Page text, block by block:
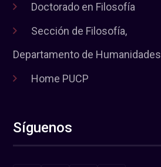
Doctorado en Filosofía
Sección de Filosofía,
Departamento de Humanidades
Home PUCP
Síguenos